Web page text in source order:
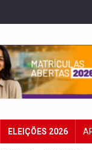
ELEIÇÕES 2026